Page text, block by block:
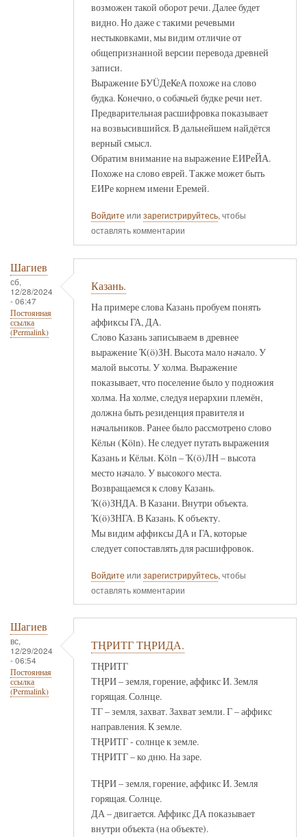
возможен такой оборот речи. Далее будет
видно. Но даже с такими речевыми
нестыковками, мы видим отличие от
общепризнанной версии перевода древней
записи.
Выражение БУÜДеКеА похоже на слово
будка. Конечно, о собачьей будке речи нет.
Предварительная расшифровка показывает
на возвысившийся. В дальнейшем найдётся
верный смысл.
Обратим внимание на выражение ЕИРеЙА.
Похоже на слово еврей. Также может быть
ЕИРе корнем имени Еремей.
Войдите или зарегистрируйтесь, чтобы
оставлять комментарии
Шагиев
сб,
12/28/2024
- 06:47
Постоянная
ссылка
(Permalink)
Казань.
На примере слова Казань пробуем понять
аффиксы ГА, ДА.
Слово Казань записываем в древнее
выражение Ҡ(ö)ЗН. Высота мало начало. У
малой высоты. У холма. Выражение
показывает, что поселение было у подножия
холма. На холме, следуя иерархии племён,
должна быть резиденция правителя и
начальников. Ранее было рассмотрено слово
Кёльн (Köln). Не следует путать выражения
Казань и Кёльн. Köln – Ҡ(ö)ЛН – высота
место начало. У высокого места.
Возвращаемся к слову Казань.
Ҡ(ö)ЗНДА. В Казани. Внутри объекта.
Ҡ(ö)ЗНГА. В Казань. К объекту.
Мы видим аффиксы ДА и ГА, которые
следует сопоставлять для расшифровок.
Войдите или зарегистрируйтесь, чтобы
оставлять комментарии
Шагиев
вс,
12/29/2024
- 06:54
Постоянная
ссылка
(Permalink)
ТҢРИТГ ТҢРИДА.
ТҢРИТГ
ТҢРИ – земля, горение, аффикс И. Земля
горящая. Солнце.
ТГ – земля, захват. Захват земли. Г – аффикс
направления. К земле.
ТҢРИТГ - солнце к земле.
ТҢРИТГ – ко дню. На заре.
ТҢРИ – земля, горение, аффикс И. Земля
горящая. Солнце.
ДА – двигается. Аффикс ДА показывает
внутри объекта (на объекте).